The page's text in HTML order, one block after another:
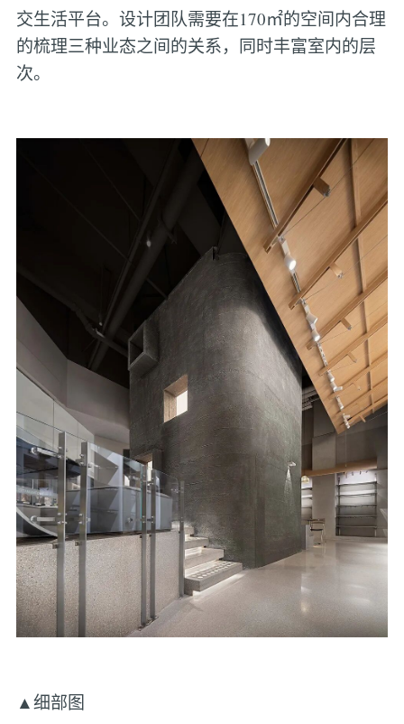
交生活平台。设计团队需要在170㎡的空间内合理
的梳理三种业态之间的关系，同时丰富室内的层
次。
▲细部图